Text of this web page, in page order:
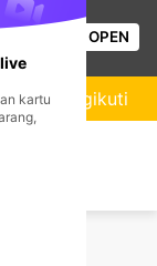
OPEN
Mengikuti
kartu